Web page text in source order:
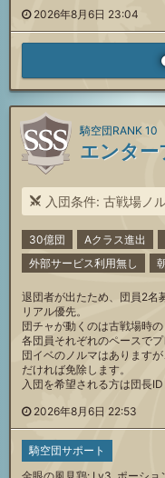
2026年8月6日 23:04
エンタ
騎空団RANK 10
入団条件: 古戦場ノル
30億団 Aクラス進出
外部サービス利用無し
退団者が出たため、団員2名
リアル優先。
団チャが動くのは古戦場時
各団員それぞれのペースで
団イベのノルマはあります
だければ免除します。
入団を希望される方は団長
2026年8月6日 22:53
騎空団サポート